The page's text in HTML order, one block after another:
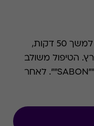
בואו ליהנות מטיפול ספא מפנק למשך 50 דקות,
הטיפול משולב
עם מוצרים בלעדיים של חברת ""SABON"". לאחר
לזמינות